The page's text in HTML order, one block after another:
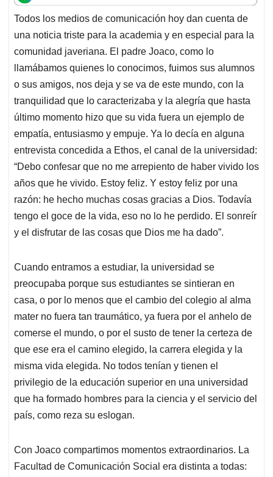
t
s
A
p
p
e
b
o
o
k
k
e
d
I
n
i
l
e
a
d
s
Todos los medios de comunicación hoy dan cuenta de
una noticia triste para la academia y en especial para la
comunidad javeriana. El padre Joaco, como lo
llamábamos quienes lo conocimos, fuimos sus alumnos
o sus amigos, nos deja y se va de este mundo, con la
tranquilidad que lo caracterizaba y la alegría que hasta
último momento hizo que su vida fuera un ejemplo de
empatía, entusiasmo y empuje. Ya lo decía en alguna
entrevista concedida a Ethos, el canal de la universidad:
“Debo confesar que no me arrepiento de haber vivido los
años que he vivido. Estoy feliz. Y estoy feliz por una
razón: he hecho muchas cosas gracias a Dios. Todavía
tengo el goce de la vida, eso no lo he perdido. El sonreír
y el disfrutar de las cosas que Dios me ha dado”.
Cuando entramos a estudiar, la universidad se
preocupaba porque sus estudiantes se sintieran en
casa, o por lo menos que el cambio del colegio al alma
mater no fuera tan traumático, ya fuera por el anhelo de
comerse el mundo, o por el susto de tener la certeza de
que ese era el camino elegido, la carrera elegida y la
misma vida elegida. No todos tenían y tienen el
privilegio de la educación superior en una universidad
que ha formado hombres para la ciencia y el servicio del
país, como reza su eslogan.
Con Joaco compartimos momentos extraordinarios. La
Facultad de Comunicación Social era distinta a todas: